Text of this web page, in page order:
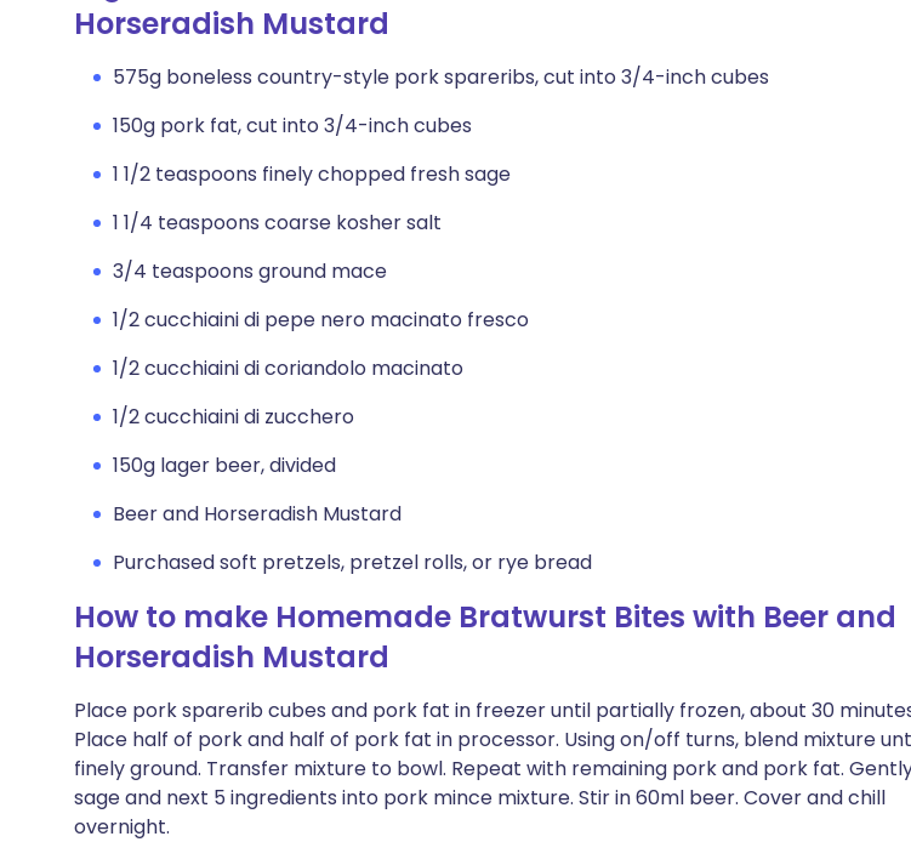
Copia link
Horseradish Mustard
575g boneless country-style pork spareribs, cut into 3/4-inch cubes
150g pork fat, cut into 3/4-inch cubes
1 1/2 teaspoons finely chopped fresh sage
1 1/4 teaspoons coarse kosher salt
3/4 teaspoons ground mace
1/2 cucchiaini di pepe nero macinato fresco
1/2 cucchiaini di coriandolo macinato
1/2 cucchiaini di zucchero
150g lager beer, divided
Beer and Horseradish Mustard
Purchased soft pretzels, pretzel rolls, or rye bread
How to make Homemade Bratwurst Bites with Beer and
Horseradish Mustard
Place pork sparerib cubes and pork fat in freezer until partially frozen, about 30
Place half of pork and half of pork fat in processor. Using on/off turns, blend mixture
finely ground. Transfer mixture to bowl. Repeat with remaining pork and pork fat.
sage and next 5 ingredients into pork mince mixture. Stir in 60ml beer. Cover and chill
overnight.